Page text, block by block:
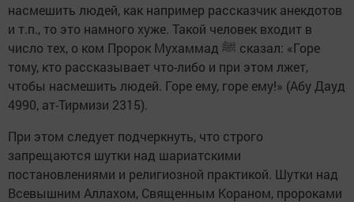
насмешить людей, как например рассказчик анекдотов
и т.п., то это намного хуже. Такой человек входит в
число тех, о ком Пророк Мухаммад ﷺ сказал: «Горе
тому, кто рассказывает что-либо и при этом лжет,
чтобы насмешить людей. Горе ему, горе ему!» (Абу Дауд
4990, ат-Тирмизи 2315).
При этом следует подчеркнуть, что строго
запрещаются шутки над шариатскими
постановлениями и религиозной практикой. Шутки над
Всевышним Аллахом, Священным Кораном, пророками